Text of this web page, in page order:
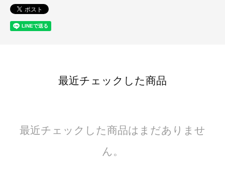
最近チェックした商品
最近チェックした商品はまだありませ
ん。